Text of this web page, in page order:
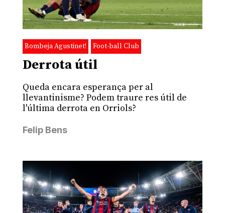
Bombeja Agustinet! Foot-ball Club
Derrota útil
Queda encara esperança per al
llevantinisme? Podem traure res útil de
l'última derrota en Orriols?
Felip Bens